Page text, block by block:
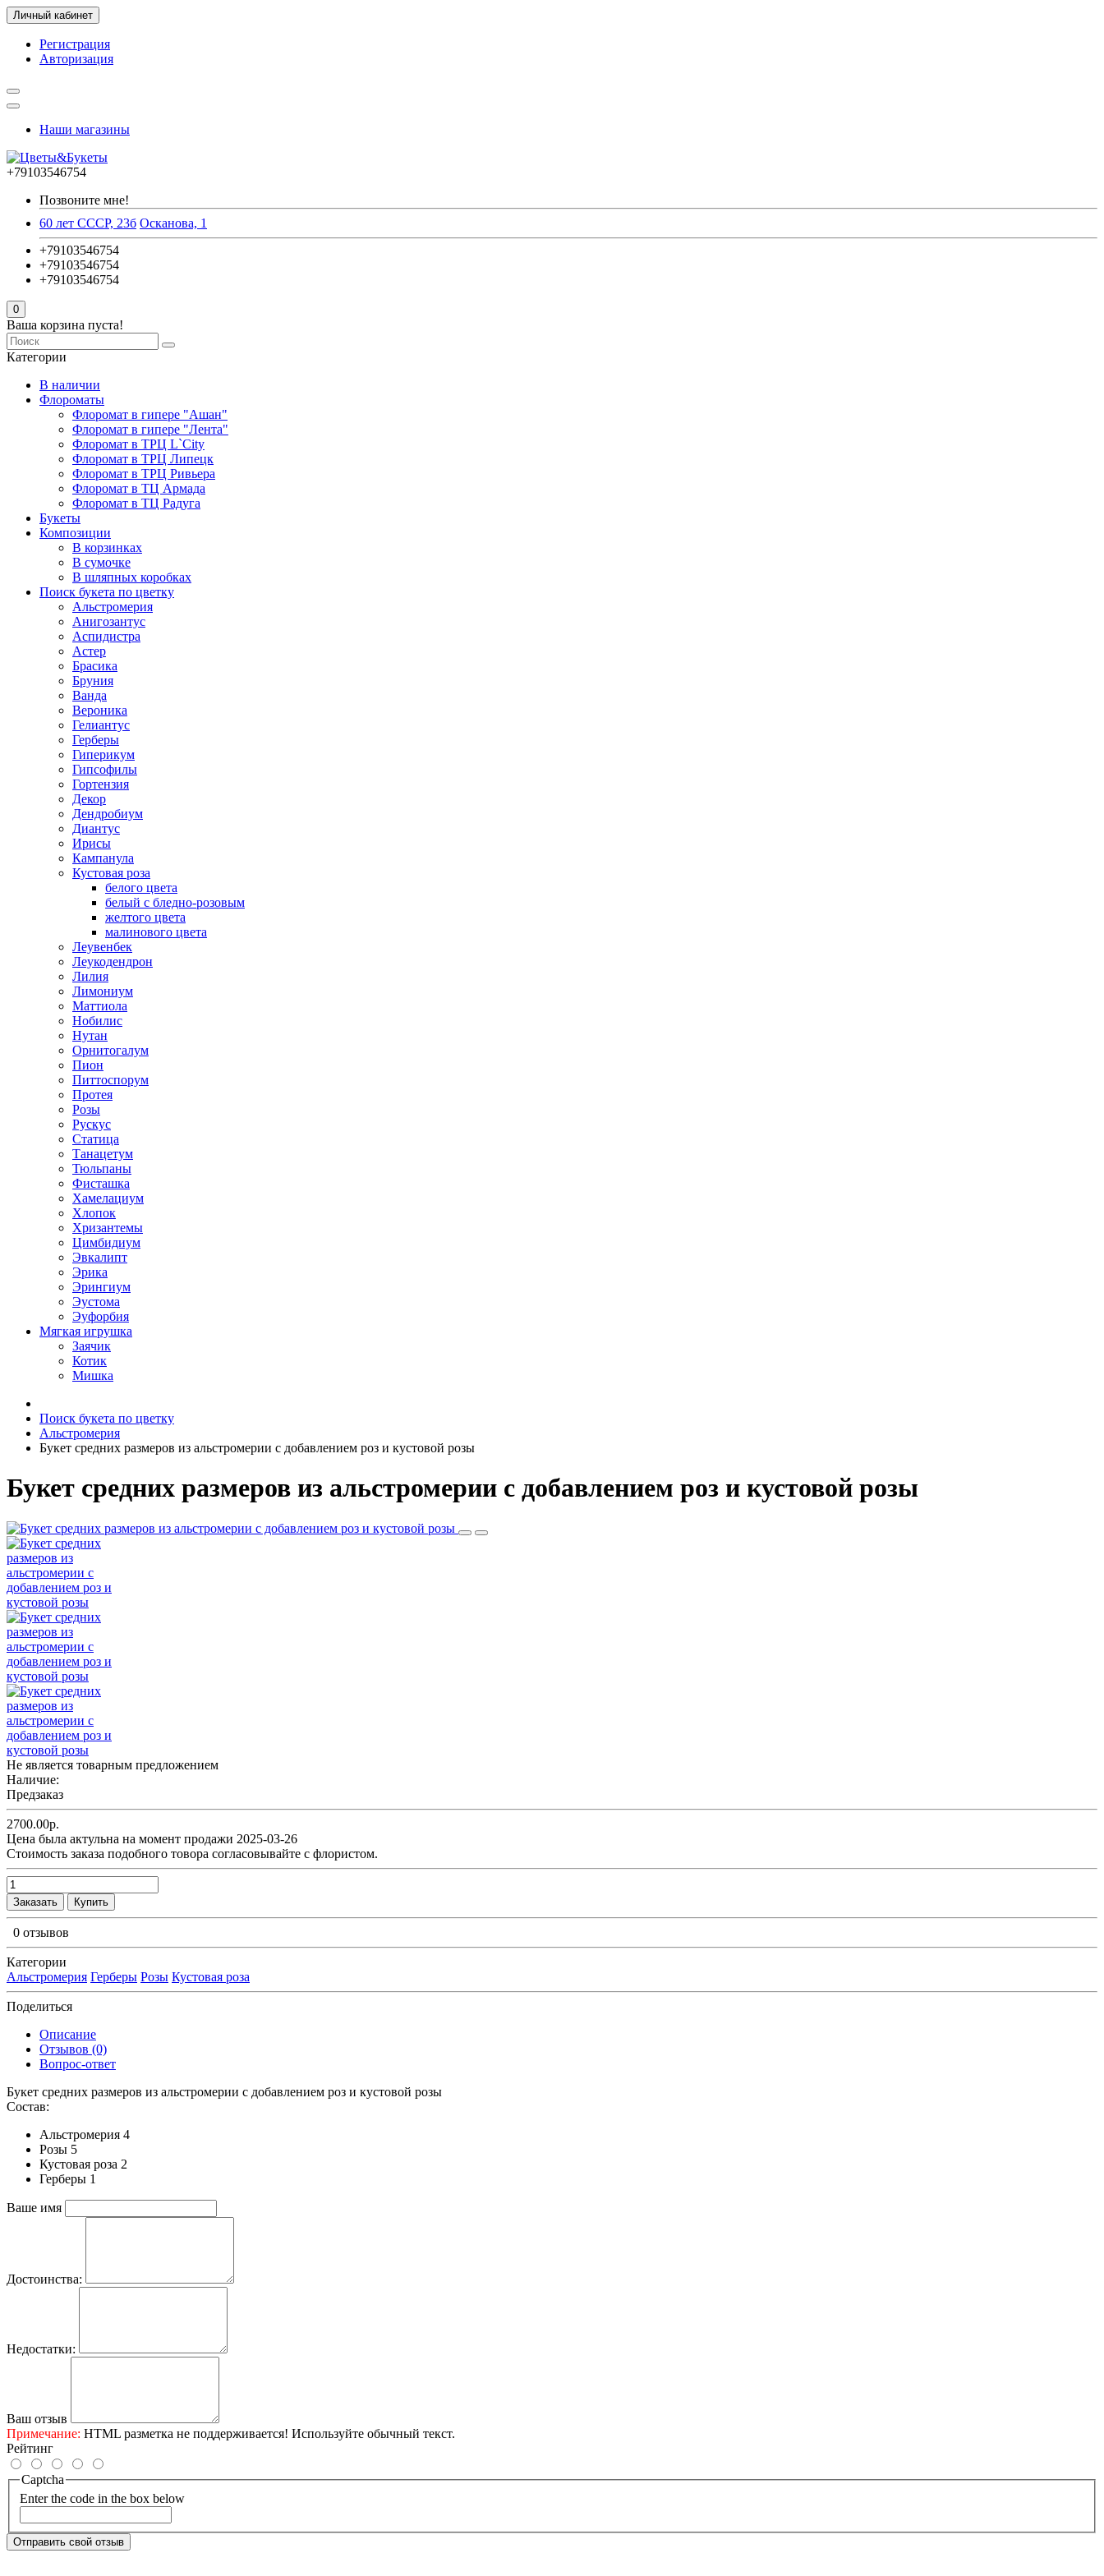
Личный кабинет
Регистрация
Авторизация
Наши магазины
+79103546754
Позвоните мне!
60 лет СССР, 23б Осканова, 1
+79103546754
+79103546754
+79103546754
0
Ваша корзина пуста!
Категории
В наличии
Флороматы
Флоромат в гипере "Ашан"
Флоромат в гипере "Лента"
Флоромат в ТРЦ L`City
Флоромат в ТРЦ Липецк
Флоромат в ТРЦ Ривьера
Флоромат в ТЦ Армада
Флоромат в ТЦ Радуга
Букеты
Композиции
В корзинках
В сумочке
В шляпных коробках
Поиск букета по цветку
Альстромерия
Анигозантус
Аспидистра
Астер
Брасика
Бруния
Ванда
Вероника
Гелиантус
Герберы
Гиперикум
Гипсофилы
Гортензия
Декор
Дендробиум
Диантус
Ирисы
Кампанула
Кустовая роза
белого цвета
белый с бледно-розовым
желтого цвета
малинового цвета
Леувенбек
Леукодендрон
Лилия
Лимониум
Маттиола
Нобилис
Нутан
Орнитогалум
Пион
Питтоспорум
Протея
Розы
Рускус
Статица
Танацетум
Тюльпаны
Фисташка
Хамелациум
Хлопок
Хризантемы
Цимбидиум
Эвкалипт
Эрика
Эрингиум
Эустома
Эуфорбия
Мягкая игрушка
Заячик
Котик
Мишка
Поиск букета по цветку
Альстромерия
Букет средних размеров из альстромерии c добавлением роз и кустовой розы
Букет средних размеров из альстромерии c добавлением роз и кустовой розы
Не является товарным предложением
Наличие:
Предзаказ
2700.00р.
Цена была актульна на момент продажи 2025-03-26
Cтоимость заказа подобного товора согласовывайте с флористом.
Заказать Купить
0 отзывов
Категории
Альстромерия Герберы Розы Кустовая роза
Поделиться
Описание
Отзывов (0)
Вопрос-ответ
Букет средних размеров из альстромерии c добавлением роз и кустовой розы
Состав:
Альстромерия 4
Розы 5
Кустовая роза 2
Герберы 1
Ваше имя
Достоинства:
Недостатки:
Ваш отзыв
Примечание: HTML разметка не поддерживается! Используйте обычный текст.
Рейтинг
Captcha
Enter the code in the box below
Отправить свой отзыв